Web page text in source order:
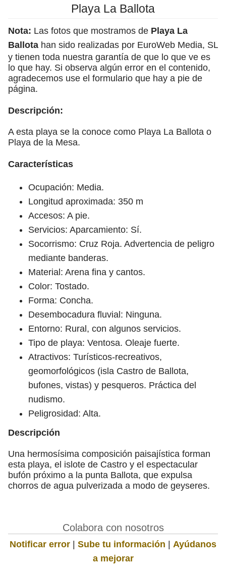
Playa La Ballota
Nota: Las fotos que mostramos de Playa La
Ballota han sido realizadas por EuroWeb Media, SL
y tienen toda nuestra garantía de que lo que ve es
lo que hay. Si observa algún error en el contenido,
agradecemos use el formulario que hay a pie de
página.
Descripción:
A esta playa se la conoce como Playa La Ballota o
Playa de la Mesa.
Características
Ocupación: Media.
Longitud aproximada: 350 m
Accesos: A pie.
Servicios: Aparcamiento: Sí.
Socorrismo: Cruz Roja. Advertencia de peligro
mediante banderas.
Material: Arena fina y cantos.
Color: Tostado.
Forma: Concha.
Desembocadura fluvial: Ninguna.
Entorno: Rural, con algunos servicios.
Tipo de playa: Ventosa. Oleaje fuerte.
Atractivos: Turísticos-recreativos,
geomorfológicos (isla Castro de Ballota,
bufones, vistas) y pesqueros. Práctica del
nudismo.
Peligrosidad: Alta.
Descripción
Una hermosísima composición paisajística forman
esta playa, el islote de Castro y el espectacular
bufón próximo a la punta Ballota, que expulsa
chorros de agua pulverizada a modo de geyseres.
Colabora con nosotros
Notificar error | Sube tu información | Ayúdanos
a mejorar